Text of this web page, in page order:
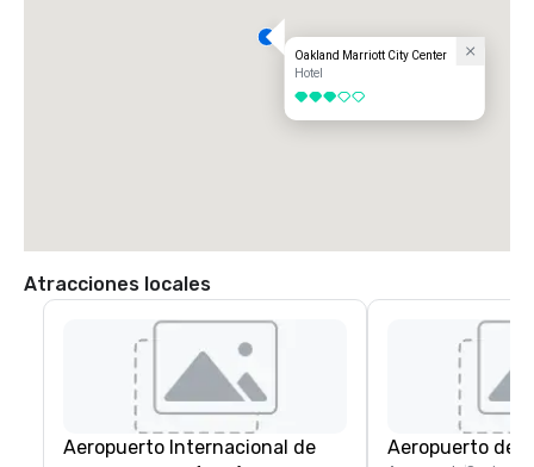
Oakland Marriott City Center
Hotel
3 de 5
Atracciones locales
Aeropuerto Internacional de
Aeropuerto de